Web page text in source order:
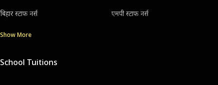
बिहार स्टाफ नर्स एमपी स्टाफ नर्स
Show More
School Tuitions